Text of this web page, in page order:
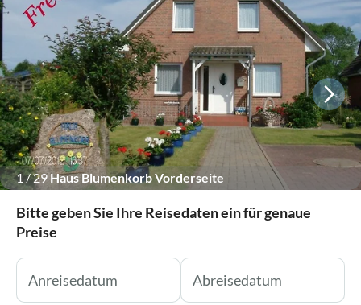
1/29 Haus Blumenkorb Vorderseite
Bitte geben Sie Ihre Reisedaten ein für genaue
Preise